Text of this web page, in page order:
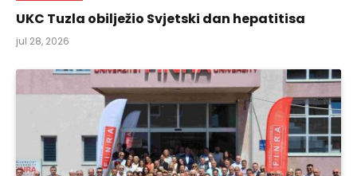
UKC Tuzla obilježio Svjetski dan hepatitisa
jul 28, 2026